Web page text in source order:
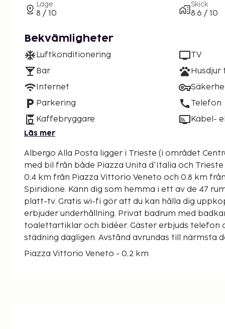
Läge
8 / 10
Skick
8.6 / 10
Bekvämligheter
Luftkonditionering
Bar
Internet
Parkering
Kaffebryggare
TV
Husdjur
Telefon
Kabel-
Läs mer
Albergo Alla Posta ligger i Trieste (i området
med bil från både Piazza Unita d'Italia och Trieste hamn. Detta
0,4 km från Piazza Vittorio Veneto och 0,8 km
Spiridione. Känn dig som hemma i ett av de 47
platt-tv. Gratis wi-fi gör att du kan hålla dig
erbjuder underhållning. Privat badrum med
toalettartiklar och bidéer. Gäster erbjuds telefon
städning dagligen. Avstånd avrundas till närmsta
Piazza Vittorio Veneto - 0,2 km